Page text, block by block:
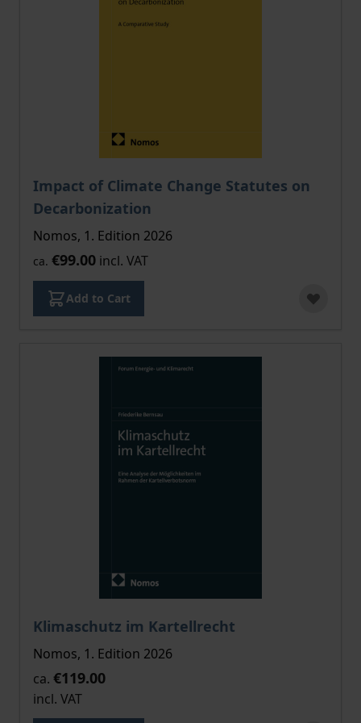
Impact of Climate Change Statutes on
Decarbonization
Nomos, 1. Edition 2026
ca. €99.00 incl. VAT
Add to Cart
Klimaschutz im Kartellrecht
The price depends on the options chosen on the
Nomos, 1. Edition 2026
ca. €119.00
incl. VAT